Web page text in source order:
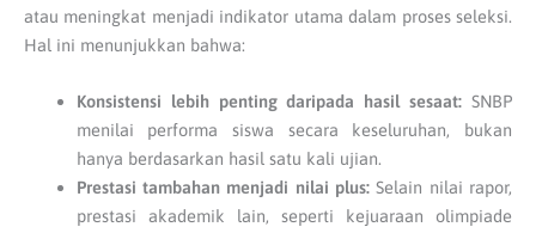
atau meningkat menjadi indikator utama dalam proses seleksi.
Hal ini menunjukkan bahwa:
Konsistensi lebih penting daripada hasil sesaat: SNBP
menilai performa siswa secara keseluruhan, bukan
hanya berdasarkan hasil satu kali ujian.
Prestasi tambahan menjadi nilai plus: Selain nilai rapor,
prestasi akademik lain, seperti kejuaraan olimpiade